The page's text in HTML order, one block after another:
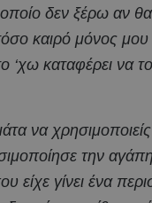
δεν ξέρω αν
καιρό μόνος
‘χω καταφέρει να
να
την
είχε γίνει ένα